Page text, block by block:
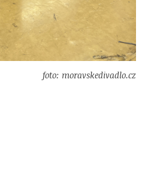
foto: moravskedivadlo.cz